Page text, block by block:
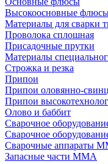
Высокоосновные
Материалы для сварки
Проволока сплошная
Присадочные прутки
Материалы
Строжка и резка
Припои
Припои оловянно-
Припои
Олово и баббит
Сварочное
Сварочное
Сварочные аппараты
Запасные части MMA